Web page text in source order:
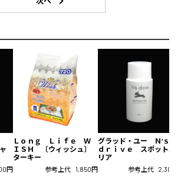
円
Ｌｏｎｇ Ｌｉｆｅ Ｗ
ＩＳＨ 〔ウィッシュ〕
ターキー
参考上代 1,850円
グラッド・ユー Ｎ‘ｓ
ｄｒｉｖｅ スポットバ
リア
参考上代 2,300